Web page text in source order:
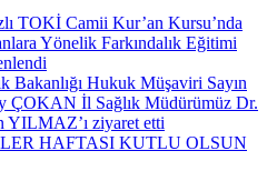
TOKİ Camii Kur’an Kursu’nda
Yönelik Farkındalık Eğitimi
Bakanlığı Hukuk Müşaviri Sayın
ÇOKAN İl Sağlık Müdürümüz Dr.
YILMAZ’ı ziyaret etti
HAFTASI KUTLU OLSUN